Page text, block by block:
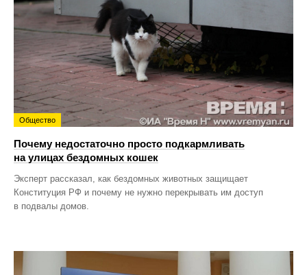
Общество
Почему недостаточно просто подкармливать
на улицах бездомных кошек
Эксперт рассказал, как бездомных животных защищает
Конституция РФ и почему не нужно перекрывать им доступ
в подвалы домов.